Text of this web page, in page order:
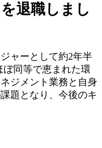
退職しまし
ャーとして約2年半
同等で恵まれた環
ジメント業務と自身
題となり、今後のキ